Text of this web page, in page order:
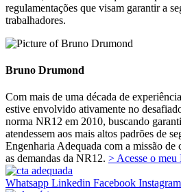
regulamentações que visam garantir a
trabalhadores.
Bruno Drumond
Com mais de uma década de
estive envolvido ativamente no
norma NR12 em 2010, buscando
atendessem aos mais altos padrões de
Engenharia Adequada com a missão de
as demandas da NR12. > Acesse o
Whatsapp Linkedin Facebook Instagram